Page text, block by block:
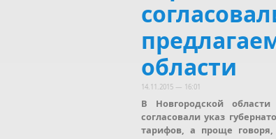
области
14.11.2015 — 16:01
В Новгородской
согласовали указ
тарифов, а проще